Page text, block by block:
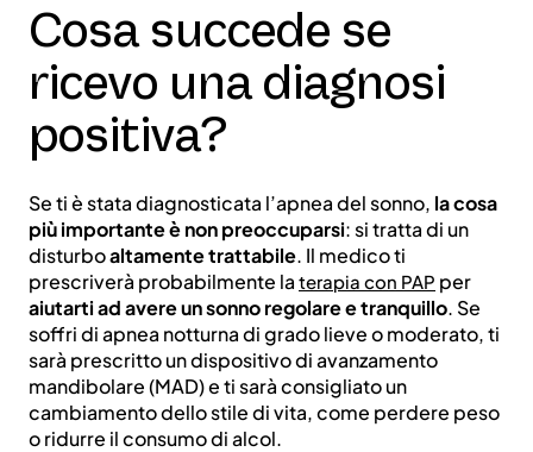
Cosa succede se
ricevo una diagnosi
positiva?
Se ti è stata diagnosticata l’apnea del sonno, la cosa
più importante è non preoccuparsi: si tratta di un
disturboaltamente trattabile. Il medico ti
prescriverà probabilmente la terapia con PAP per
aiutarti ad avere un sonno regolare e tranquillo. Se
soffri di apnea notturna di grado lieve o moderato, ti
sarà prescritto un dispositivo di avanzamento
mandibolare (MAD) e ti sarà consigliato un
cambiamento dello stile di vita, come perdere peso
o ridurre il consumo di alcol.